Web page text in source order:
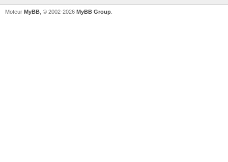
Moteur MyBB , © 2002-2026 MyBB Group